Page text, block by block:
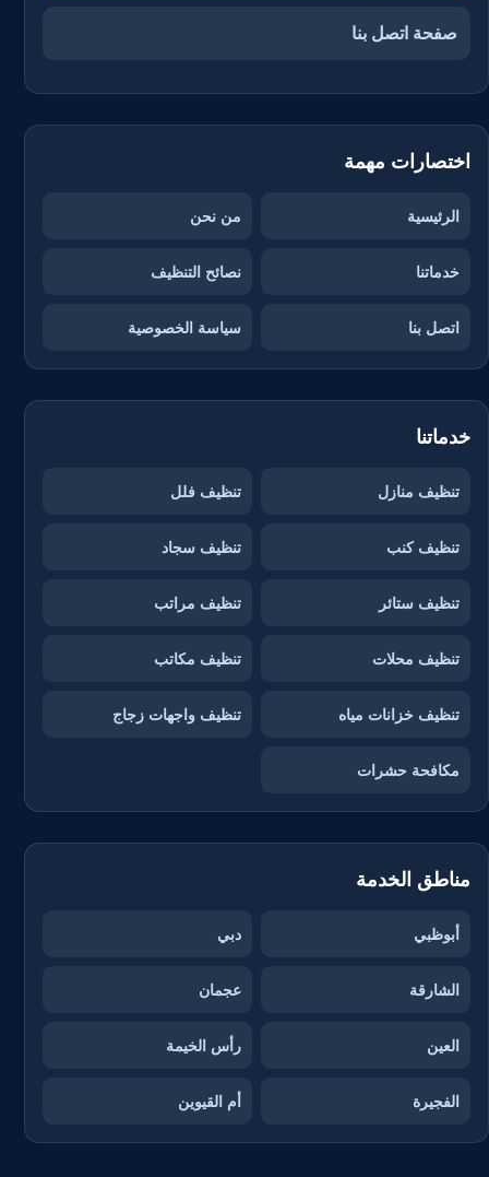
صفحة اتصل بنا
اختصارات مهمة
الرئيسية من نحن
خدماتنا نصائح التنظيف
اتصل بنا سياسة الخصوصية
خدماتنا
تنظيف منازل تنظيف فلل
تنظيف كنب تنظيف سجاد
تنظيف ستائر تنظيف مراتب
تنظيف محلات تنظيف مكاتب
تنظيف خزانات مياه تنظيف واجهات زجاج
مكافحة حشرات
مناطق الخدمة
أبوظبي دبي
الشارقة عجمان
العين رأس الخيمة
الفجيرة أم القيوين